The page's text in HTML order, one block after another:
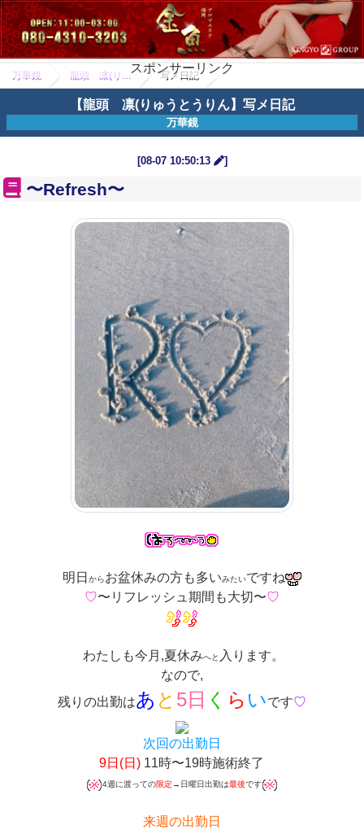
戻る メニュー
福岡エリア 博多駅
万華鏡 龍頭 凛(り… 写メ日記
【龍頭 凛(りゅうとうりん】写メ日記
万華鏡
[08-07 10:50:13 ]
〜Refresh〜
明日 からお盆休みの方も多いみたいですね
♡〜リフレッシュ期間も大切〜♡
わたしも今月,夏休みへと 入ります。
なので,
残りの出勤はあ と 5日 く ら いです♡
次回の出勤日
9日(日) 11時〜19時施術終了
4週に渡っての限定 →日曜日出勤は最後です
来週の出勤日
スポンサーリンク